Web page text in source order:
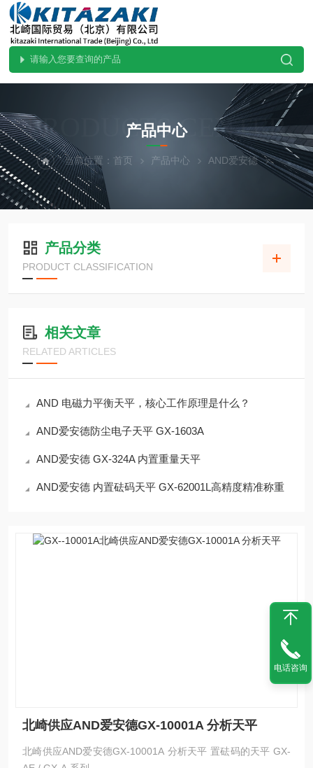
PRODUCTS CENTER
产品中心
当前位置： 首页 产品中心 AND爱安德
产品分类
PRODUCT CLASSIFICATION
相关文章
RELATED ARTICLES
AND 电磁力平衡天平，核心工作原理是什么？
AND爱安德防尘电子天平 GX-1603A
AND爱安德 GX-324A 内置重量天平
AND爱安德 内置砝码天平 GX-62001L高精度精准称重
北崎供应AND爱安德GX-10001A 分析天平
北崎供应AND爱安德GX-10001A 分析天平 置砝码的天平 GX-
电话咨询